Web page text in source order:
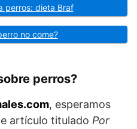
perros: dieta Braf
no come?
perros?
, esperamos
artículo titulado Por